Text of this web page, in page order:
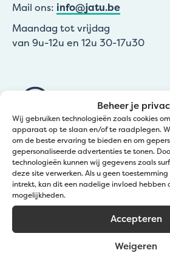
Beheer je
Wij gebruiken technologieën zoals cookies
apparaat op te slaan en/of te raadplegen.
om de beste ervaring te bieden en om
gepersonaliseerde advertenties te tonen.
technologieën kunnen wij gegevens zoals
deze site verwerken. Als u geen
intrekt, kan dit een nadelige invloed hebben
mogelijkheden.
Accepteren
Weigeren
Mail ons: info@jatu.be
Maandag tot vrijdag
van 9u-12u en 12u 30-17u30
Arrêter par Jatu
Zedelgem (Service clientèle
Groenestraat 139a
Wevelgem (Point de collecte